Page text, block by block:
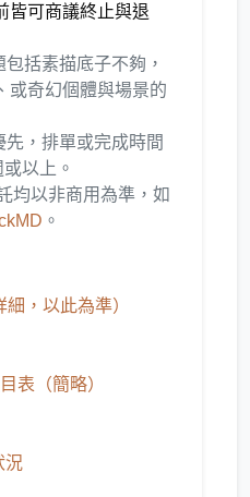
皆可商議終止與退
括素描底子不夠，
或奇幻個體與場景的
先，排單或完成時間
以上。
均以非商用為準，如
。
，以此為準）
表（簡略）
況